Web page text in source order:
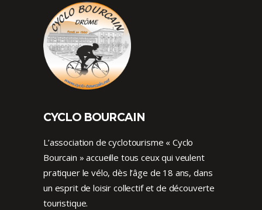
CYCLO BOURCAIN
L’association de cyclotourisme « Cyclo
Bourcain » accueille tous ceux qui veulent
pratiquer le vélo, dès l’âge de 18 ans, dans
un esprit de loisir collectif et de découverte
touristique.